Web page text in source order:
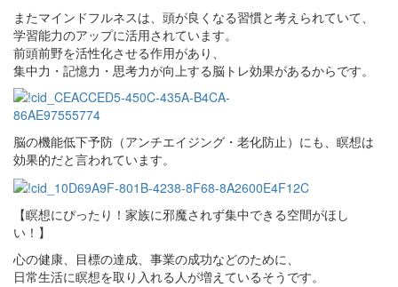
またマインドフルネスは、頭が良くなる習慣と考えられていて、
学習能力のアップに活用されています。
前頭前野を活性化させる作用があり、
集中力・記憶力・思考力が向上する脳トレ効果があるからです。
脳の機能低下予防（アンチエイジング・老化防止）にも、瞑想は
効果的だと言われています。
【瞑想にぴったり！家族に邪魔されず集中できる空間がほし
い！】
心の健康、目標の達成、事業の成功などのために、
日常生活に瞑想を取り入れる人が増えているそうです。